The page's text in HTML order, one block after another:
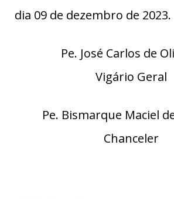
dia 09 de dezembro de 2023.
Pe. José Carlos de
Vigário Geral
Pe. Bismarque Maciel
Chanceler